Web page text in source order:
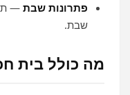
פתרונות שבת—
שבת.
מה כולל בית